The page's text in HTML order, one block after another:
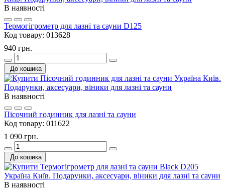
В наявності
Термогігрометр для лазні та сауни D125
Код товару: 013628
940 грн.
До кошика
В наявності
Пісочний годинник для лазні та сауни
Код товару: 011622
1 090 грн.
До кошика
В наявності